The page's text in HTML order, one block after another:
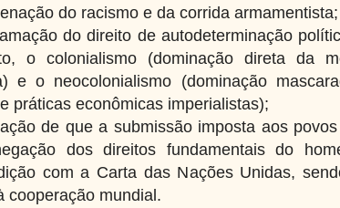
do racismo e da corrida armamentista;
do direito de autodeterminação
o colonialismo (dominação direta da
e o neocolonialismo (dominação
práticas econômicas imperialistas);
de que a submissão imposta aos
dos direitos fundamentais do
com a Carta das Nações Unidas,
cooperação mundial.